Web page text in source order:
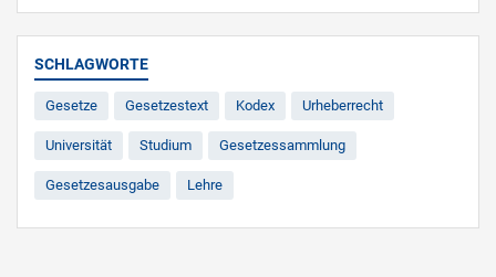
SCHLAGWORTE
Gesetze Gesetzestext Kodex Urheberrecht
Universität Studium Gesetzessammlung
Gesetzesausgabe Lehre